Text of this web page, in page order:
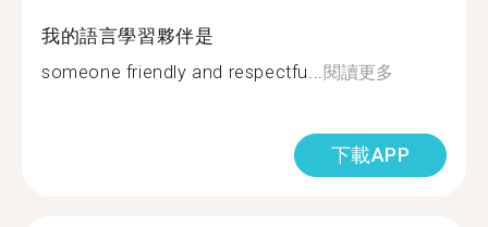
我的語言學習夥伴是
someone friendly and respectfu...閱讀更多
下載APP